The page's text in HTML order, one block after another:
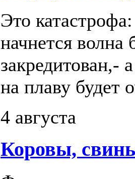
Это
начнется волна
закредитован,-
на плаву будет
4 августа
Коровы,